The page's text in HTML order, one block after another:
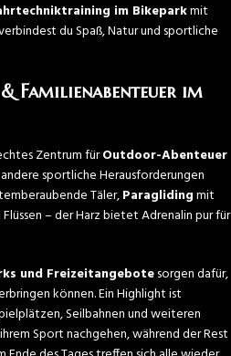
im Bikeparkmit
du Spaß, Natur und sportliche
Familienabenteuer im
Zentrum fürOutdoor-Abenteuer
sportliche Herausforderungen
Täler,Paraglidingmit
– der Harz bietet Adrenalin pur für
und Freizeitangebotesorgen dafür,
können. Ein Highlight ist
Seilbahnen und weiteren
Sport nachgehen, während der Rest